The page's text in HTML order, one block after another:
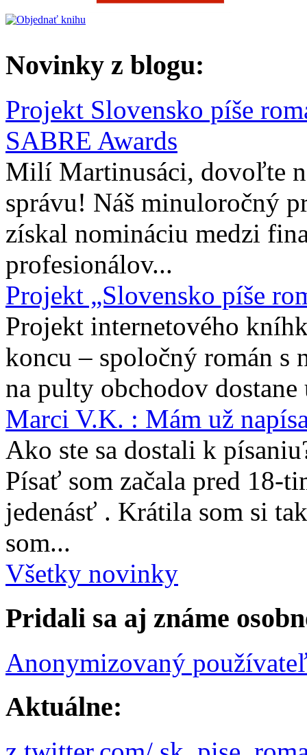
Novinky z blogu:
Projekt Slovensko píše
SABRE Awards
Milí Martinusáci, dovoľte
správu! Náš minuloročný
získal nomináciu medzi
profesionálov...
Projekt „Slovensko píše
Projekt internetového
koncu – spoločný román s
na pulty obchodov
Marci V.K. : Mám už
Ako ste sa dostali k
Písať som začala pred 18-
jedenásť . Krátila som si
som...
Všetky novinky
Pridali sa aj známe
Anonymizovaný
Aktuálne: